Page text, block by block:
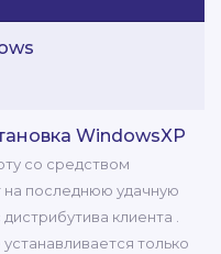
WindowsXP
со средством
на последнюю удачную
клиента .
только